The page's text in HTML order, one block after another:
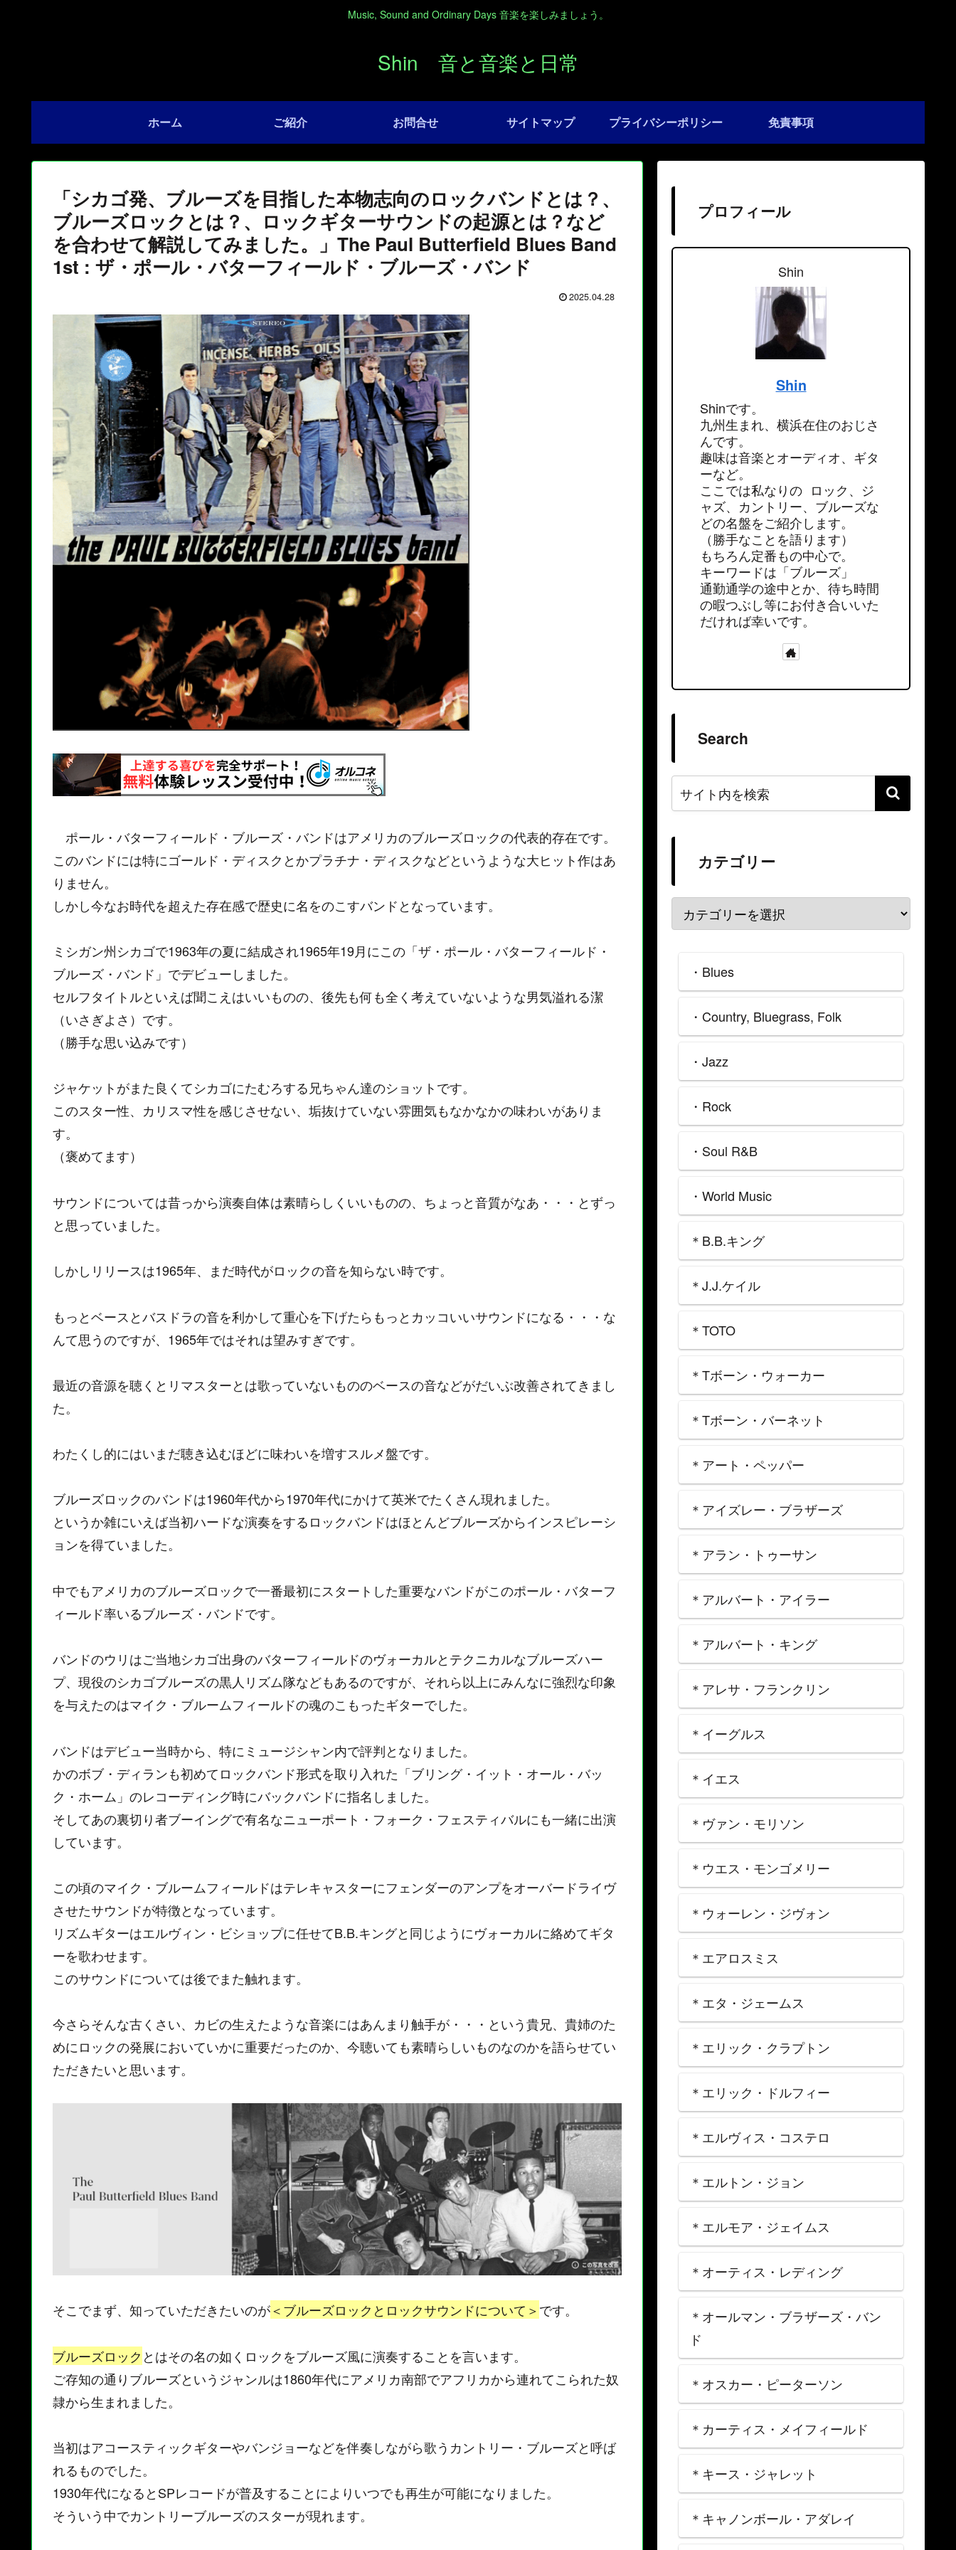
Music, Sound and Ordinary Days 音楽を楽しみましょう。
Shin 音と音楽と日常
ホーム ご紹介 お問合せ サイトマップ プライバシーポリシー 免責事項
「シカゴ発、ブルーズを目指した本物志向のロックバンドとは？、
ブルーズロックとは？、ロックギターサウンドの起源とは？など
を合わせて解説してみました。」The Paul Butterfield Blues Band
1st : ザ・ポール・バターフィールド・ブルーズ・バンド
2025.04.28
ポール・バターフィールド・ブルーズ・バンドはアメリカのブルーズロックの代表的存在です。
このバンドには特にゴールド・ディスクとかプラチナ・ディスクなどというような大ヒット作はあ
りません。
しかし今なお時代を超えた存在感で歴史に名をのこすバンドとなっています。
ミシガン州シカゴで1963年の夏に結成され1965年19月にこの「ザ・ポール・バターフィールド・
ブルーズ・バンド」でデビューしました。
セルフタイトルといえば聞こえはいいものの、後先も何も全く考えていないような男気溢れる潔
（いさぎよさ）です。
（勝手な思い込みです）
ジャケットがまた良くてシカゴにたむろする兄ちゃん達のショットです。
このスター性、カリスマ性を感じさせない、垢抜けていない雰囲気もなかなかの味わいがありま
す。
（褒めてます）
サウンドについては昔っから演奏自体は素晴らしくいいものの、ちょっと音質がなあ・・・とずっ
と思っていました。
しかしリリースは1965年、まだ時代がロックの音を知らない時です。
もっとベースとバスドラの音を利かして重心を下げたらもっとカッコいいサウンドになる・・・な
んて思うのですが、1965年ではそれは望みすぎです。
最近の音源を聴くとリマスターとは歌っていないもののベースの音などがだいぶ改善されてきまし
た。
わたくし的にはいまだ聴き込むほどに味わいを増すスルメ盤です。
ブルーズロックのバンドは1960年代から1970年代にかけて英米でたくさん現れました。
というか雑にいえば当初ハードな演奏をするロックバンドはほとんどブルーズからインスピレーシ
ョンを得ていました。
中でもアメリカのブルーズロックで一番最初にスタートした重要なバンドがこのポール・バターフ
ィールド率いるブルーズ・バンドです。
バンドのウリはご当地シカゴ出身のバターフィールドのヴォーカルとテクニカルなブルーズハー
プ、現役のシカゴブルーズの黒人リズム隊などもあるのですが、それら以上にみんなに強烈な印象
を与えたのはマイク・ブルームフィールドの魂のこもったギターでした。
バンドはデビュー当時から、特にミュージシャン内で評判となりました。
かのボブ・ディランも初めてロックバンド形式を取り入れた「ブリング・イット・オール・バッ
ク・ホーム」のレコーディング時にバックバンドに指名しました。
そしてあの裏切り者ブーイングで有名なニューポート・フォーク・フェスティバルにも一緒に出演
しています。
この頃のマイク・ブルームフィールドはテレキャスターにフェンダーのアンプをオーバードライヴ
させたサウンドが特徴となっています。
リズムギターはエルヴィン・ビショップに任せてB.B.キングと同じようにヴォーカルに絡めてギタ
ーを歌わせます。
このサウンドについては後でまた触れます。
今さらそんな古くさい、カビの生えたような音楽にはあんまり触手が・・・という貴兄、貴姉のた
めにロックの発展においていかに重要だったのか、今聴いても素晴らしいものなのかを語らせてい
ただきたいと思います。
そこでまず、知っていただきたいのが＜ブルーズロックとロックサウンドについて＞です。
ブルーズロック とはその名の如くロックをブルーズ風に演奏することを言います。
ご存知の通りブルーズというジャンルは1860年代にアメリカ南部でアフリカから連れてこられた奴
隷から生まれました。
当初はアコースティックギターやバンジョーなどを伴奏しながら歌うカントリー・ブルーズと呼ば
れるものでした。
1930年代になるとSPレコードが普及することによりいつでも再生が可能になりました。
そういう中でカントリーブルーズのスターが現れます。
プロフィール
Shin
Shin
Shinです。
九州生まれ、横浜在住のおじさ
んです。
趣味は音楽とオーディオ、ギタ
ーなど。
ここでは私なりの ロック、ジ
ャズ、カントリー、ブルーズな
どの名盤をご紹介します。
（勝手なことを語ります）
もちろん定番もの中心で。
キーワードは「ブルーズ」
通勤通学の途中とか、待ち時間
の暇つぶし等にお付き合いいた
だければ幸いです。
Search
カテゴリー
・Blues
・Country, Bluegrass, Folk
・Jazz
・Rock
・Soul R&B
・World Music
＊B.B.キング
＊J.J.ケイル
＊TOTO
＊Tボーン・ウォーカー
＊Tボーン・バーネット
＊アート・ペッパー
＊アイズレー・ブラザーズ
＊アラン・トゥーサン
＊アルバート・アイラー
＊アルバート・キング
＊アレサ・フランクリン
＊イーグルス
＊イエス
＊ヴァン・モリソン
＊ウエス・モンゴメリー
＊ウォーレン・ジヴォン
＊エアロスミス
＊エタ・ジェームス
＊エリック・クラプトン
＊エリック・ドルフィー
＊エルヴィス・コステロ
＊エルトン・ジョン
＊エルモア・ジェイムス
＊オーティス・レディング
＊オールマン・ブラザーズ・バン
ド
＊オスカー・ピーターソン
＊カーティス・メイフィールド
＊キース・ジャレット
＊キャノンボール・アダレイ